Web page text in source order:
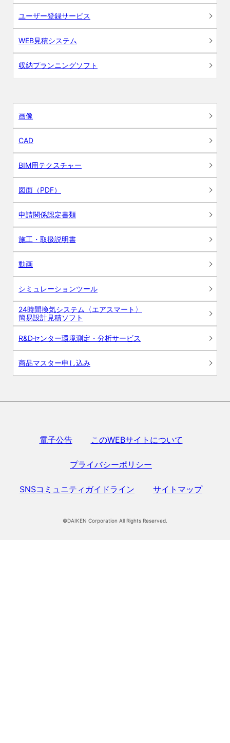
ユーザー登録サービス
WEB見積システム
収納プランニングソフト
画像
CAD
BIM用テクスチャー
図面（PDF）
申請関係認定書類
施工・取扱説明書
動画
シミュレーションツール
24時間換気システム〈エアスマート〉
簡易設計見積ソフト
R&Dセンター環境測定・分析サービス
商品マスター申し込み
電子公告 このWEBサイトについて
プライバシーポリシー
SNSコミュニティガイドライン サイトマップ
©DAIKEN Corporation All Rights Reserved.